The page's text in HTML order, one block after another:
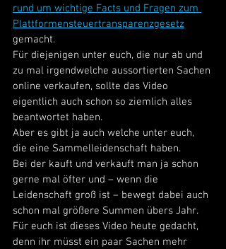
rund um wichtige Facts und Fragen zum
Plattformensteuertransparenzgesetz
gemacht.
Für diejenigen unter euch, die nur ab und
zu mal irgendwelche aussortierten Sachen
online verkaufen, sollte das Video
eigentlich auch schon so ziemlich alles
beantwortet haben.
Aber es gibt ja auch welche unter euch,
die eine Sammelleidenschaft haben.
Bei der kauft und verkauft man ja schon
gerne mal öfter und – wenn die
Leidenschaft groß ist – bewegt dabei auch
schon mal größere Summen übers Jahr.
Für euch ist dieses Video heute gedacht,
denn ihr müsst ein paar Sachen mehr